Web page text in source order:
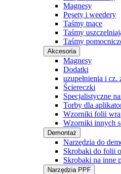
Magnesy
Pęsety i weedery
Taśmy tnące
Taśmy
Taśmy
Akcesoria
Magnesy
Dodatki
uzupełnienia i cz.
Ściereczki
Specjalistyczne
Torby dla
Wzorniki folii
Wzorniki innych
Demontaż
Narzędzia do
Skrobaki do folii
Skrobaki na inne
Narzędzia PPF